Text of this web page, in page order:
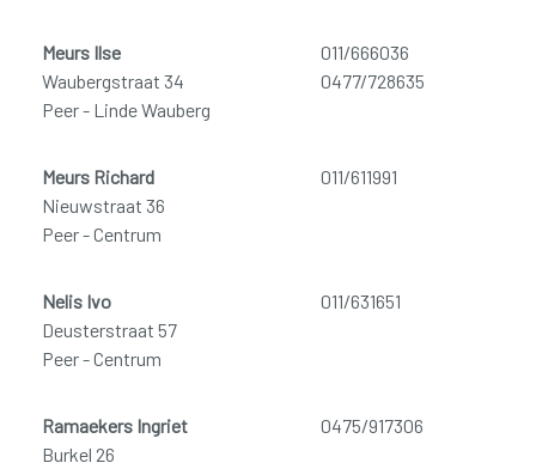
Meurs Ilse
Waubergstraat 34
Peer - Linde Wauberg
011/666036
0477/728635
Meurs Richard
Nieuwstraat 36
Peer - Centrum
011/611991
Nelis Ivo
Deusterstraat 57
Peer - Centrum
011/631651
Ramaekers Ingriet
Burkel 26
0475/917306